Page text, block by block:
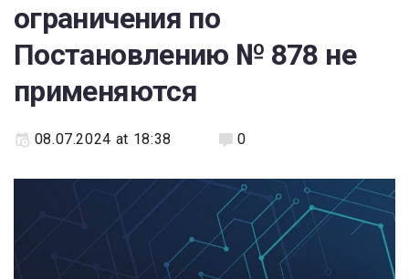
ограничения по
Постановлению № 878 не
применяются
08.07.2024 at 18:38 0